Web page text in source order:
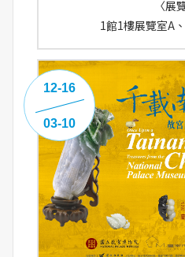
〈展
1館1樓展覽室A
12-16
03-10